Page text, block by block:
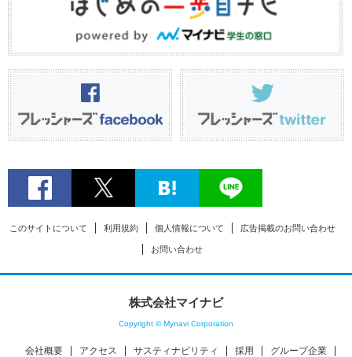
このサイトについて 利用規約 個人情報について 広告掲載のお問い合わせ
お問い合わせ
株式会社マイナビ
Copyright © Mynavi Corporation
会社概要 アクセス サスティナビリティ 採用 グループ企業